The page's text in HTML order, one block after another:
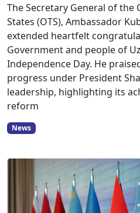
The Secretary General of the
States (OTS), Ambassador
extended heartfelt
Government and people of
Independence Day. He
progress under President
leadership, highlighting its
reform
News